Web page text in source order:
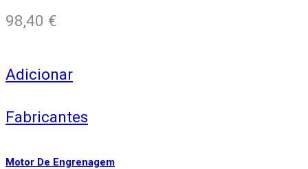
98,40 €
Adicionar
Fabricantes
Motor De Engrenagem